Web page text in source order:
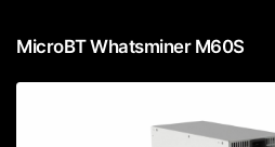
MicroBT Whatsminer M60S